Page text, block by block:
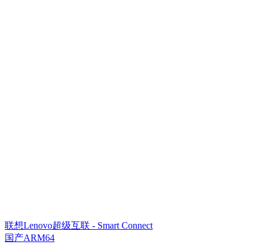
联想Lenovo超级互联 - Smart Connect
国产ARM64